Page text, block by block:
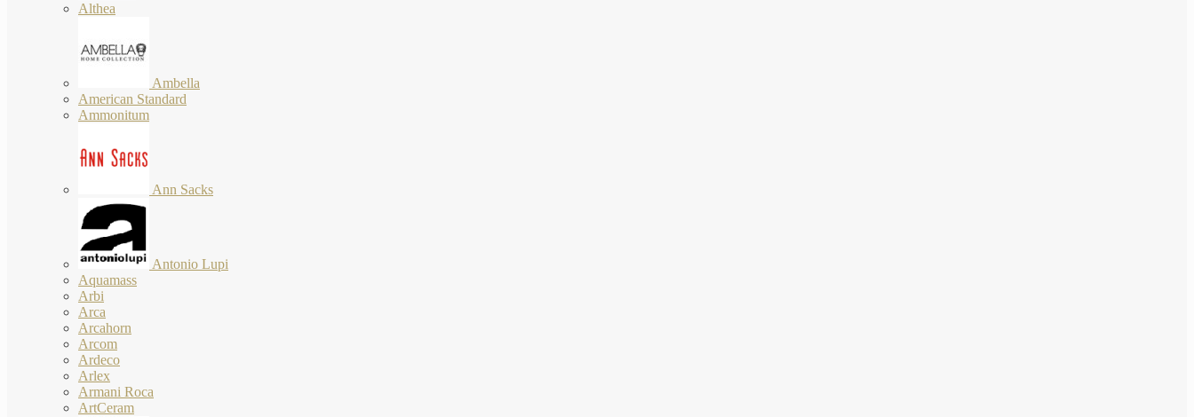
Althea
Ambella
American Standard
Ammonitum
Ann Sacks
Antonio Lupi
Aquamass
Arbi
Arca
Arcahorn
Arcom
Ardeco
Arlex
Armani Roca
ArtCeram